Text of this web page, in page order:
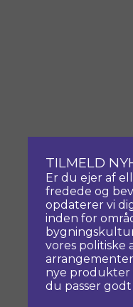
TILMELD
Er du ejer af
fredede og
opdaterer vi
inden for
vores politiske
arrangementer
nye produkter
du passer